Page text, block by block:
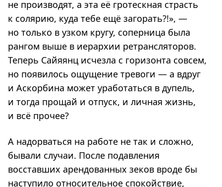
не производят, а эта её гротескная страсть
к солярию, куда тебе ещё загорать?!», —
но только в узком кругу, соперница была
рангом выше в иерархии ретрансляторов.
Теперь Сайяянц исчезла с горизонта совсем,
но появилось ощущение тревоги — а вдруг
и Аскорбина может уработаться в дупель,
и тогда прощай и отпуск, и личная жизнь,
и всё прочее?
А надорваться на работе не так и сложно,
бывали случаи. После подавления
восставших арендованных зеков вроде бы
наступило относительное спокойствие,